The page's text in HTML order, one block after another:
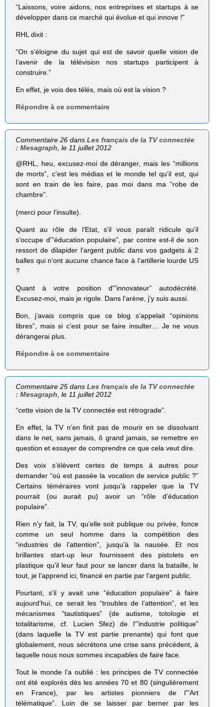
“Lais­sons, voire aidons, nos entre­prises et star­tups à se
déve­lop­per dans ce mar­ché qui évolue et qui innove !”
RHL dixit :
“On s’éloigne du sujet qui est de savoir quelle vision de
l’avenir de la télé­vi­sion nos star­tups par­ti­cipent à
construire.”
En effet, je vois des télés, mais où est la vision ?
Répondre à ce commentaire
Commentaire 26 dansLes français de la TV connectée
: Mesagraph, le 11 juillet 2012
@RHL, heu, excusez-moi de déranger, mais les “millions
de morts”, c’est les médias et le monde tel qu’il est, qui
sont en train de les faire, pas moi dans ma “robe de
chambre”.
(merci pour l’insulte).
Quant au rôle de l’Etat, s’il vous paraît ridicule qu’il
s’occupe d'”éducation populaire”, par contre est-il de son
ressort de dilapider l’argent public dans vos gadgets à 2
balles qui n’ont aucune chance face à l’artillerie lourde US
?
Quant à votre position d'”innovateur” autodécrété.
Excusez-moi, mais je rigole. Dans l’arène, j’y suis aussi.
Bon, j’avais compris que ce blog s’appelait “opinions
libres”, mais si c’est pour se faire insulter… Je ne vous
dérangerai plus.
Répondre à ce commentaire
Commentaire 25 dansLes français de la TV connectée
: Mesagraph , le 11 juillet 2012
“cette vision de la TV connectée est rétrograde”.
En effet, la TV n’en finit pas de mourir en se dissolvant
dans le net, sans jamais, ô grand jamais, se remettre en
question et essayer de comprendre ce que cela veut dire.
Des voix s’élèvent certes de temps à autres pour
demander “où est passée la vocation de service public ?”
Certains téméraires vont jusqu’à rappeler que la TV
pourrait (ou aurait pu) avoir un “rôle d’éducation
populaire”.
Rien n’y fait, la TV, qu’elle soit publique ou privée, fonce
comme un seul homme dans la compétition des
“industries de l’attention”, jusqu’à la nausée. Et nos
brillantes start-up leur fournissent des pistolets en
plastique qu’il leur faut pour se lancer dans la bataille, le
tout, je l’apprend ici, financé en partie par l’argent public.
Pourtant, s’il y avait une “éducation populaire” à faire
aujourd’hui, ce serait les “troubles de l’attention”, et les
mécanismes “tautistiques” (de autisme, totologie et
totalitarisme, cf. Lucien Sfez) de l'”industrie politique”
(dans laquelle la TV est partie prenante) qui font que
globalement, nous sécrétons une crise sans précédent, à
laquelle nous nous sommes incapables de faire face.
Tout le monde l’a oublié : les principes de TV connectée
ont été explorés dès les années 70 et 80 (singulièrement
en France), par les artistes pionniers de l'”Art
télématique”. Loin de se laisser par berner par les